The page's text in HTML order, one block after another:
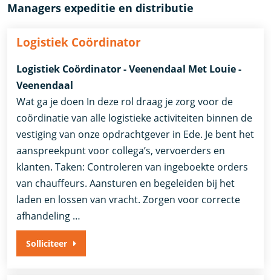
Managers expeditie en distributie
Logistiek Coördinator
Logistiek Coördinator - Veenendaal Met Louie -
Veenendaal
Wat ga je doen In deze rol draag je zorg voor de
coördinatie van alle logistieke activiteiten binnen de
vestiging van onze opdrachtgever in Ede. Je bent het
aanspreekpunt voor collega’s, vervoerders en
klanten. Taken: Controleren van ingeboekte orders
van chauffeurs. Aansturen en begeleiden bij het
laden en lossen van vracht. Zorgen voor correcte
afhandeling …
Solliciteer